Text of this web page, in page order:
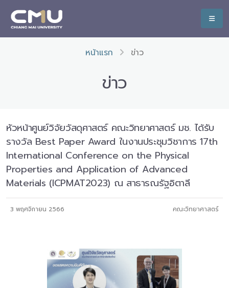
หน้าแรก ข่าว
ข่าว
หัวหน้าศูนย์วิจัยวัสดุศาสตร์ คณะวิทยาศาสตร์ มช. ได้รับ
รางวัล Best Paper Award ในงานประชุมวิชาการ 17th
International Conference on the Physical
Properties and Application of Advanced
Materials (ICPMAT2023) ณ สาธารณรัฐอิตาลี
3 พฤศจิกายน 2566 คณะวิทยาศาสตร์